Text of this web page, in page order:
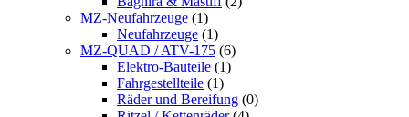
MZ-Neufahrzeuge (1)
Neufahrzeuge (1)
MZ-QUAD / ATV-175 (6)
Elektro-Bauteile (1)
Fahrgestellteile (1)
Räder und Bereifung (0)